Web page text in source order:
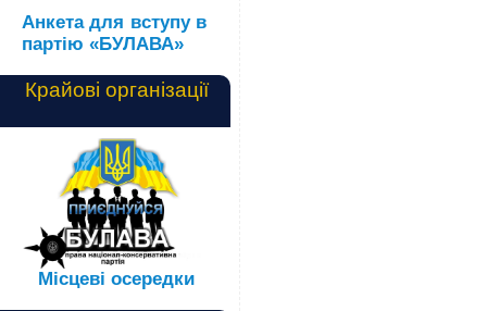
Анкета для вступу в
партію «БУЛАВА»
Крайові організації
Місцеві осередки